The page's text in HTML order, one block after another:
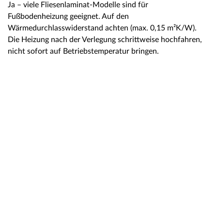
Ja – viele Fliesenlaminat-Modelle sind für
Fußbodenheizung geeignet. Auf den
Wärmedurchlasswiderstand achten (max. 0,15 m²K/W).
Die Heizung nach der Verlegung schrittweise hochfahren,
nicht sofort auf Betriebstemperatur bringen.